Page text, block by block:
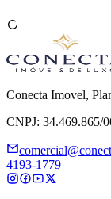
Conecta Imovel,
CNPJ: 34.469.865/
4193-1779